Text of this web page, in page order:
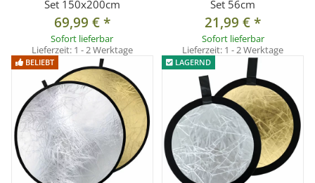
Set 150x200cm
69,99 €*
Sofort lieferbar
Lieferzeit: 1 - 2 Werktage
Set 56cm
21,99 €*
Sofort lieferbar
Lieferzeit: 1 - 2 Werktage
BELIEBT LAGERND